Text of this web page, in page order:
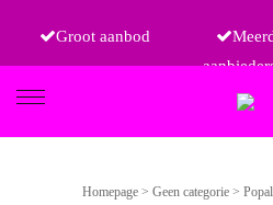
Groot aanbod
Homepage > Geen categorie >